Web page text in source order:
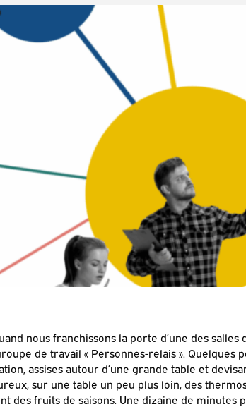
nous franchissons la porte d’une des salles
de travail « Personnes-relais ». Quelques
assises autour d’une grande table et
sur une table un peu plus loin, des
des fruits de saisons. Une dizaine de minutes